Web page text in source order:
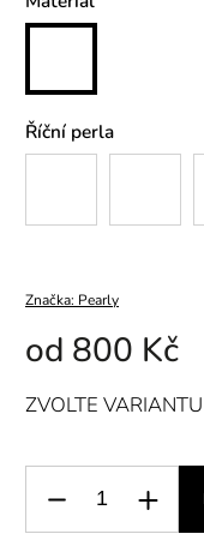
Říční perla
Značka: Pearly
od 800 Kč
ZVOLTE VARIANTU